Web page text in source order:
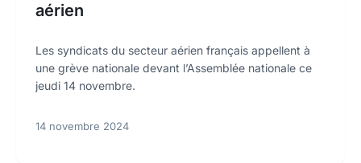
aérien
Les syndicats du secteur aérien français appellent à
une grève nationale devant l’Assemblée nationale ce
jeudi 14 novembre.
14 novembre 2024